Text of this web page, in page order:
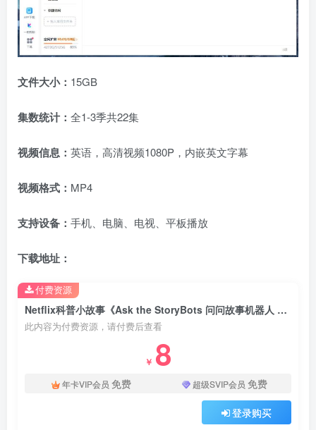
文件大小： 15GB
集数统计： 全1-3季共22集
视频信息： 英语，高清视频1080P，内嵌英文字幕
视频格式： MP4
支持设备： 手机、电脑、电视、平板播放
下载地址：
Netflix科普小故事《Ask the StoryBots 问问故事机器人 全集》全三季共22集，1080P高清视频带英文字幕，百度云网盘下载！
此内容为付费资源，请付费后查看
￥ 8
年卡VIP会员 免费 超级SVIP会员 免费
登录购买
付费资源